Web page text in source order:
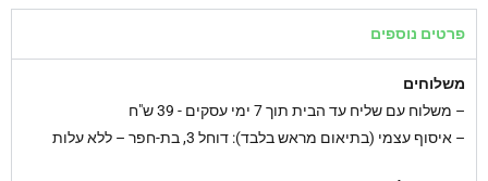
פרטים נוספים
משלוחים
– משלוח עם שליח עד הבית תוך 7 ימי עסקים - 39 ש"ח
– איסוף עצמי (בתיאום מראש בלבד): דוחל 3, בת-חפר – ללא עלות